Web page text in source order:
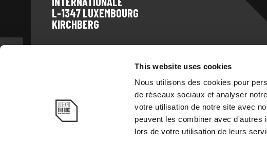
This website uses cookies
Nous utilisons des cookies pour
de réseaux sociaux et analyser
votre utilisation de notre site avec
peuvent les combiner avec d'autres
lors de votre utilisation de leurs
L-1347 LUXEMBOURG
KIRCHBERG